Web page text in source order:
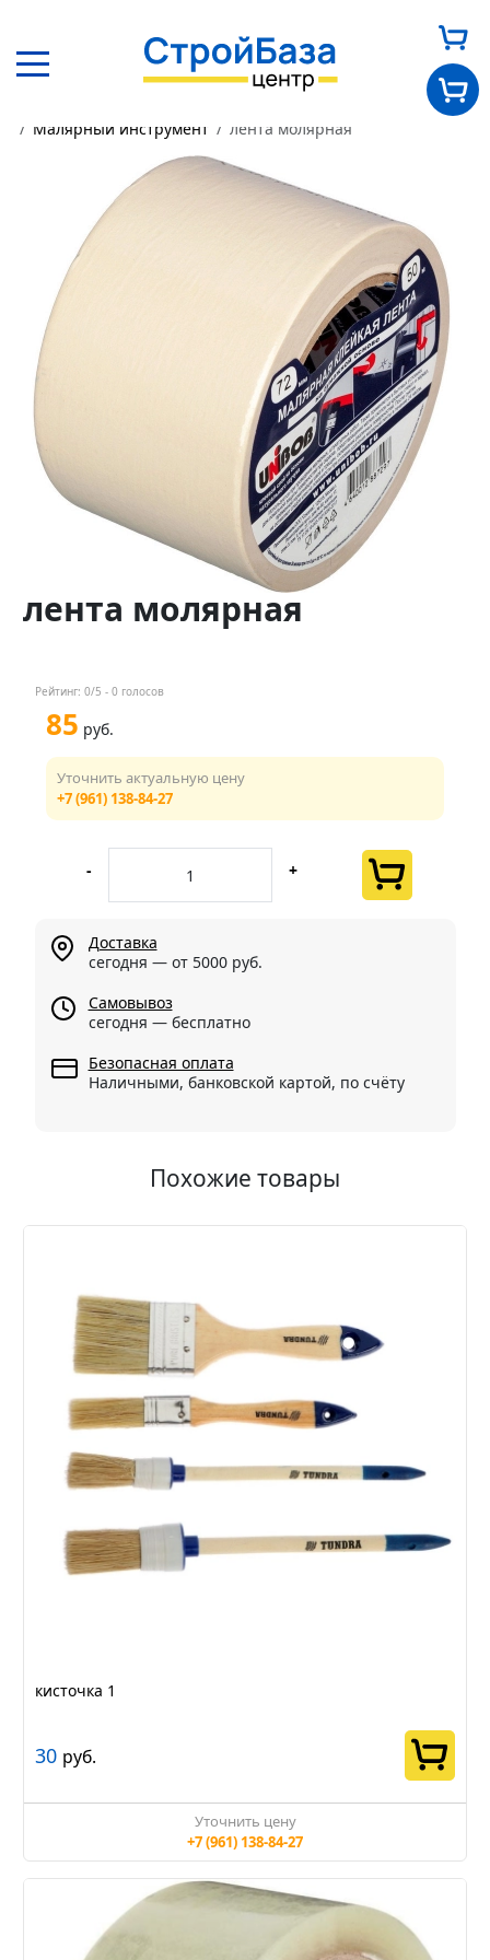
О нас
Каталог
Оплата и доставка
Новости
Контакты
+7 (961) 138-84-27
Малярный инструмент
лента молярная
лента молярная
Рейтинг: 0/5 - 0 голосов
85 руб.
Уточнить актуальную цену
+7 (961) 138-84-27
- +
Доставка
сегодня — от 5000 руб.
Самовывоз
сегодня — бесплатно
Безопасная оплата
Наличными, банковской картой, по счёту
Похожие товары
кисточка 1
30 руб.
Уточнить цену
+7 (961) 138-84-27